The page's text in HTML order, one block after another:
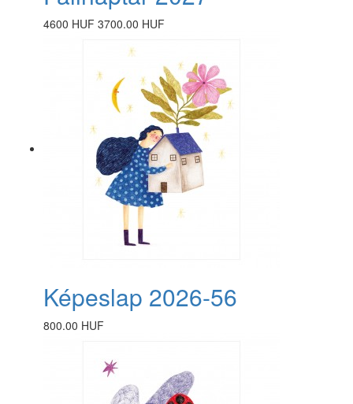
4600 HUF 3700.00 HUF
Képeslap 2026-56
800.00 HUF